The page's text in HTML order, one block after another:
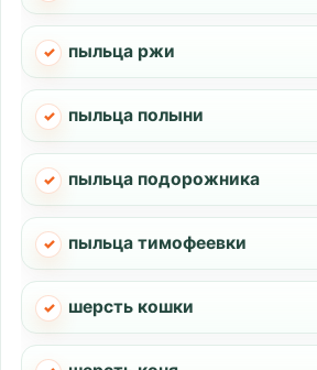
пыльца ржи
пыльца полыни
пыльца подорожника
пыльца тимофеевки
шерсть кошки